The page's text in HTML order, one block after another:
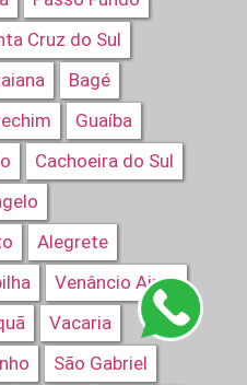
Cruz do Sul
Bagé
Guaíba
Cachoeira do Sul
Alegrete
Venâncio Aires
Vacaria
São Gabriel